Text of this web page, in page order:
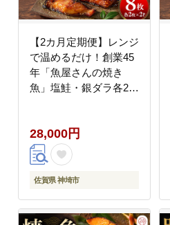
【2カ月定期便】レンジ
で温めるだけ！創業45
年「魚屋さんの焼き
魚」塩鮭・銀ダラ各2枚
ン ふるさと納税】
(H032113)
28,000円
佐賀県 神埼市